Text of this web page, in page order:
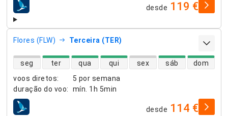
companhias aéreas desde 119 €
Flores (FLW) Terceira (TER)
voos diretos:
5 por semana
duração do voo: mín. 1h 5min
disponibilidade de voos diretos
seg ter qua qui sex sáb dom
companhias aéreas desde 114 €